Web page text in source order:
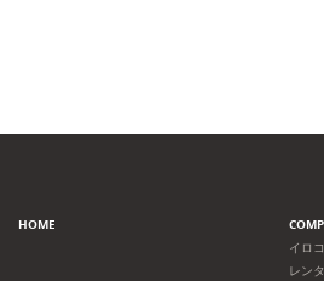
HOME
イロ
レン